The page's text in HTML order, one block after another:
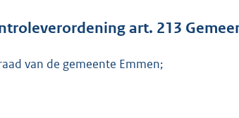
art. 213
van de gemeente Emmen;